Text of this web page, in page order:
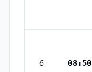
6 08:50